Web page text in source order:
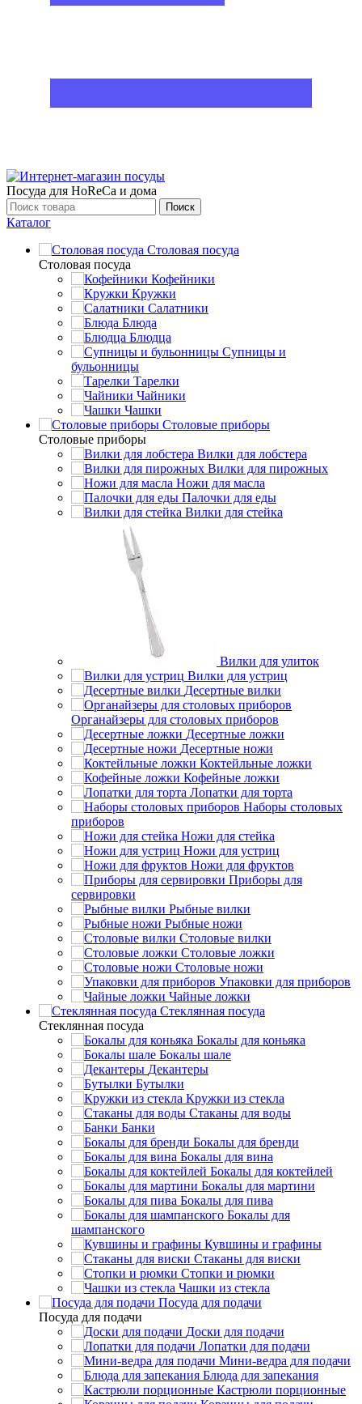
Посуда для HoReCa и дома
Поиск
Каталог
Столовая посуда
Столовая посуда
Кофейники
Кружки
Салатники
Блюда
Блюдца
Супницы и
бульонницы
Тарелки
Чайники
Чашки
Cтоловые приборы
Cтоловые приборы
Вилки для лобстера
Вилки для пирожных
Ножи для масла
Палочки для еды
Вилки для стейка
Вилки для улиток
Вилки для устриц
Десертные вилки
Органайзеры для столовых приборов
Десертные ложки
Десертные ножи
Коктейльные ложки
Кофейные ложки
Лопатки для торта
Наборы столовых
приборов
Ножи для стейка
Ножи для устриц
Ножи для фруктов
Приборы для
сервировки
Рыбные вилки
Рыбные ножи
Столовые вилки
Столовые ложки
Столовые ножи
Упаковки для приборов
Чайные ложки
Стеклянная посуда
Стеклянная посуда
Бокалы для коньяка
Бокалы шале
Декантеры
Бутылки
Кружки из стекла
Стаканы для воды
Банки
Бокалы для бренди
Бокалы для вина
Бокалы для коктейлей
Бокалы для мартини
Бокалы для пива
Бокалы для
шампанского
Кувшины и графины
Стаканы для виски
Стопки и рюмки
Чашки из стекла
Посуда для подачи
Посуда для подачи
Доски для подачи
Лопатки для подачи
Мини-ведра для подачи
Блюда для запекания
Кастрюли порционные